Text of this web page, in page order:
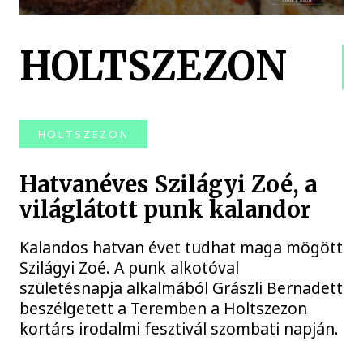
HOLTSZEZON
HOLTSZEZON
Hatvanéves Szilágyi Zoé, a
világlátott punk kalandor
Kalandos hatvan évet tudhat maga mögött
Szilágyi Zoé. A punk alkotóval
születésnapja alkalmából Grászli Bernadett
beszélgetett a Teremben a Holtszezon
kortárs irodalmi fesztivál szombati napján.